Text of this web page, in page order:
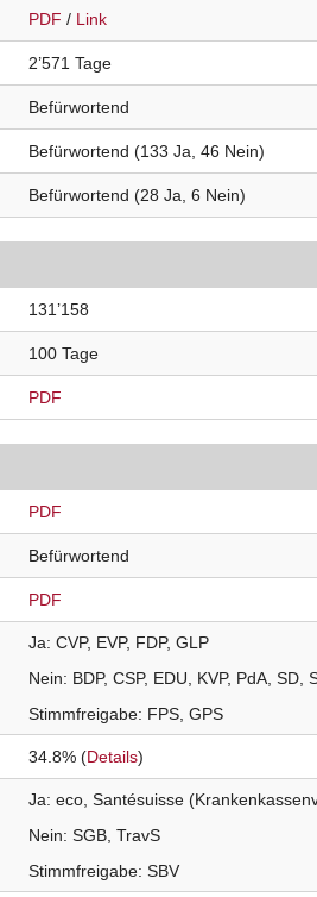
PDF / Link
2’571 Tage
Befürwortend
Befürwortend (133 Ja, 46 Nein)
Befürwortend (28 Ja, 6 Nein)
131’158
100 Tage
PDF
PDF
Befürwortend
PDF
Ja CVP EVP FDP GLP
Nein
BDP CSP EDU KVP PdA SD
Stimmfreigabe FPS GPS
34.8% (Details)
Ja eco Santésuisse
Nein SGB TravS
Stimmfreigabe SBV